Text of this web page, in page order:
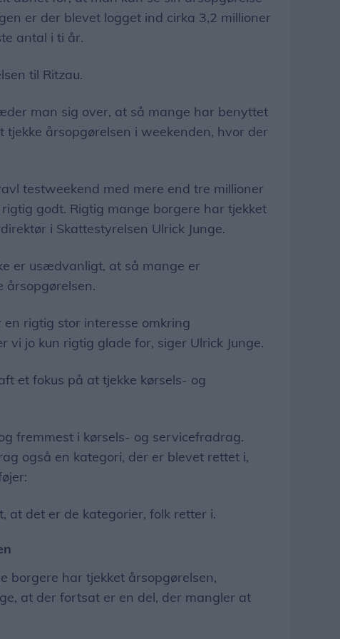
er der blevet logget ind cirka 3,2 millioner
antal i ti år.
til Ritzau.
man sig over, at så mange har benyttet
tjekke årsopgørelsen i weekenden, hvor der
testweekend med mere end tre millioner
godt. Rigtig mange borgere har tjekket
i Skattestyrelsen Ulrick Junge.
er usædvanligt, at så mange er
årsopgørelsen.
rigtig stor interesse omkring
vi jo kun rigtig glade for, siger Ulrick Junge.
et fokus på at tjekke kørsels- og
fremmest i kørsels- og servicefradrag.
også en kategori, der er blevet rettet i,
at det er de kategorier, folk retter i.
borgere har tjekket årsopgørelsen,
at der fortsat er en del, der mangler at